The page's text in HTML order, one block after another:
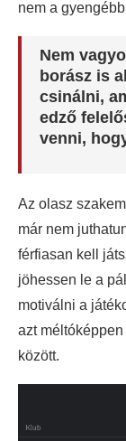
nem a
Nem
borász is
csinálni,
edző
venni,
Az olasz
már nem
férfiasan kell
jöhessen le a
motiválni a
azt
között.